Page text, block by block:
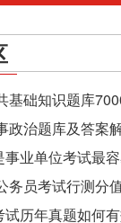
基础知识题库
政治题库及答案
事业单位考试最
务员考试行测分
试历年真题如何